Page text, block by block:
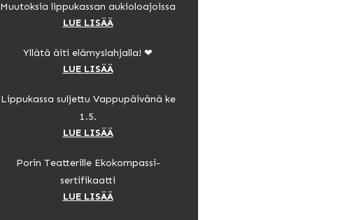
Muutoksia lippukassan aukioloajoissa
LUE LISÄÄ
Yllätä äiti elämyslahjalla! ❤
LUE LISÄÄ
Lippukassa suljettu Vappupäivänä ke
1.5.
LUE LISÄÄ
Porin Teatterille Ekokompassi-
sertifikaatti
LUE LISÄÄ